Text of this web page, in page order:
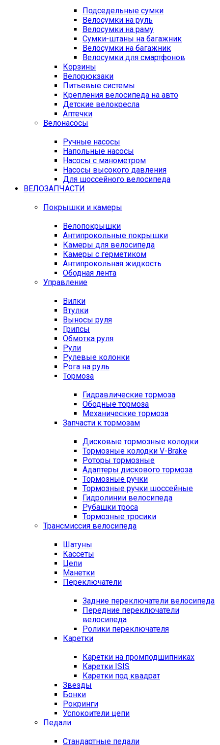
Подседельные сумки
Велосумки на руль
Велосумки на раму
Сумки-штаны на багажник
Велосумки на багажник
Велосумки для смартфонов
Корзины
Велорюкзаки
Питьевые системы
Крепления велосипеда на авто
Детские велокресла
Аптечки
Велонасосы
Ручные насосы
Напольные насосы
Насосы с манометром
Насосы высокого давления
Для шоссейного велосипеда
ВЕЛОЗАПЧАСТИ
Покрышки и камеры
Велопокрышки
Антипрокольные покрышки
Камеры для велосипеда
Камеры с герметиком
Антипрокольная жидкость
Ободная лента
Управление
Вилки
Втулки
Выносы руля
Грипсы
Обмотка руля
Рули
Рулевые колонки
Рога на руль
Тормоза
Гидравлические тормоза
Ободные тормоза
Механические тормоза
Запчасти к тормозам
Дисковые тормозные колодки
Тормозные колодки V-Brake
Роторы тормозные
Адаптеры дискового тормоза
Тормозные ручки
Тормозные ручки шоссейные
Гидролинии велосипеда
Рубашки троса
Тормозные тросики
Трансмиссия велосипеда
Шатуны
Кассеты
Цепи
Манетки
Переключатели
Задние переключатели велосипеда
Передние переключатели
велосипеда
Ролики переключателя
Каретки
Каретки на промподшипниках
Каретки ISIS
Каретки под квадрат
Звезды
Бонки
Рокринги
Успокоители цепи
Педали
Стандартные педали